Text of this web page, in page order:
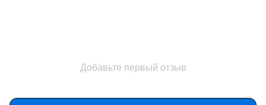
Добавьте первый отзыв